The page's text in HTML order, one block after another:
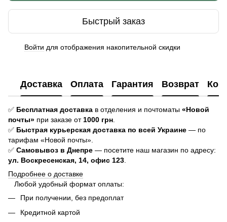
Быстрый заказ
Войти для отображения накопительной скидки
Доставка Оплата Гарантия Возврат
✅ Бесплатная доставка в отделения и почтоматы «Новой
почты» при заказе от1000 грн.
✅ Быстрая курьерская доставка по всей Украине — по
тарифам «Новой почты».
✅ Самовывоз в Днепре — посетите наш магазин по адресу:
ул. Воскресенская, 14, офис 123.
Подробнее о доставке
Любой удобный формат оплаты:
При получении, без предоплат
Кредитной картой